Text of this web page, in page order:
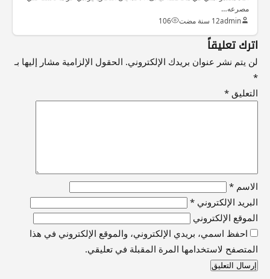
مصرعه…
admin12 سنة مضت 106
اترك تعليقاً
لن يتم نشر عنوان بريدك الإلكتروني. الحقول الإلزامية مشار إليها بـ
*
التعليق *
الاسم *
البريد الإلكتروني *
الموقع الإلكتروني
احفظ اسمي، بريدي الإلكتروني، والموقع الإلكتروني في هذا
المتصفح لاستخدامها المرة المقبلة في تعليقي.